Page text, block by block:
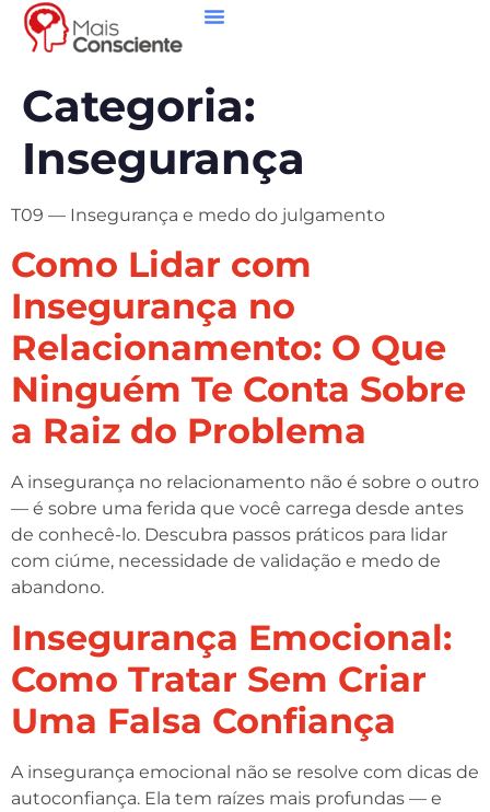
Categoria:
Insegurança
T09 — Insegurança e medo do julgamento
Como Lidar com
Insegurança no
Relacionamento: O Que
Ninguém Te Conta Sobre
a Raiz do Problema
A insegurança no relacionamento não é sobre o outro
— é sobre uma ferida que você carrega desde antes
de conhecê-lo. Descubra passos práticos para lidar
com ciúme, necessidade de validação e medo de
abandono.
Insegurança Emocional:
Como Tratar Sem Criar
Uma Falsa Confiança
A insegurança emocional não se resolve com dicas de
autoconfiança. Ela tem raízes mais profundas — e